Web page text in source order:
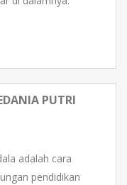
PUTRI
adalah cara
pendidikan